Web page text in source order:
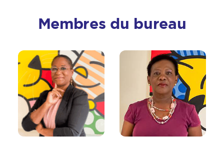
Membres du bureau